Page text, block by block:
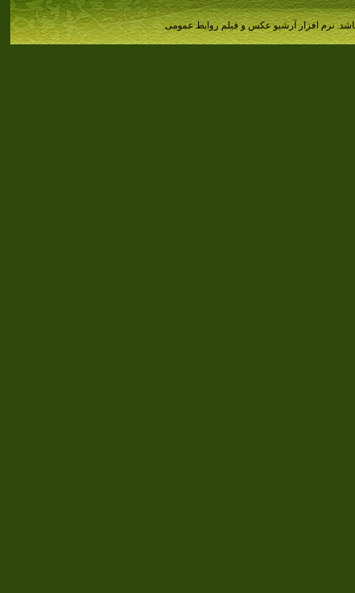
نرم افزار آرشیو عکس و فیلم روابط عمومی